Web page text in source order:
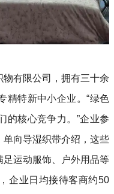
有限公司，拥有三十余
精特新中小企业。“绿色
的核心竞争力。”企业参
单向导湿织带介绍，这些
运动服饰、户外用品等
企业日均接待客商约50